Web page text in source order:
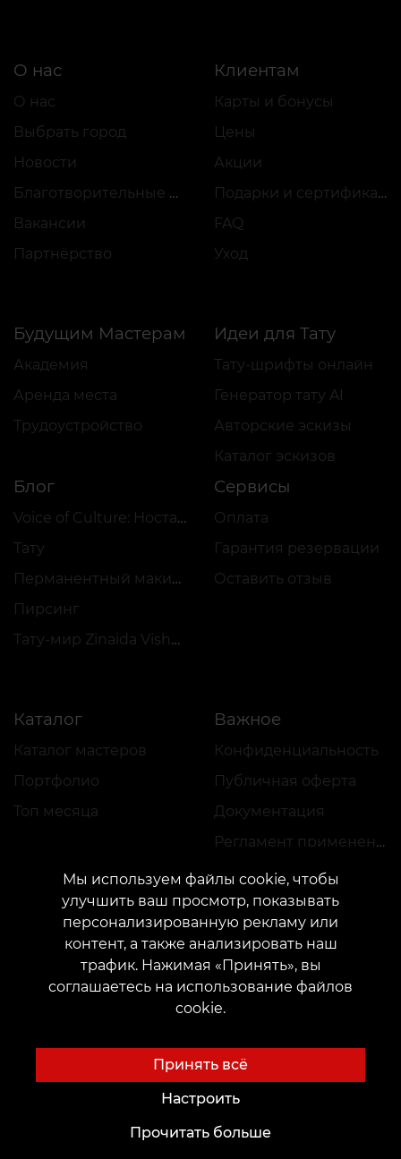
О нас
О нас
Выбрать город
Новости
Благотворительные проекты
Вакансии
Партнёрство
Клиентам
Карты и бонусы
Цены
Акции
Подарки и сертификаты
FAQ
Уход
Будущим Мастерам
Академия
Аренда места
Трудоустройство
Идеи для Тату
Тату-шрифты онлайн
Генератор тату AI
Авторские эскизы
Каталог эскизов
Блог
Voice of Culture: Ностальгия по 2000-м
Тату
Перманентный макияж
Пирсинг
Тату-мир Zinaida Vishenka
Сервисы
Оплата
Гарантия резервации
Оставить отзыв
Каталог
Каталог мастеров
Портфолио
Топ месяца
Важное
Конфиденциальность
Публичная оферта
Документация
Регламент применения акций
КОНТАКТЫ
Свяжитесь с нами: customers@vean-tattoo.com
marketing.veantattoo@gmail.com
Жалобы и предложения:complaints@vean-tattoo.com
Сайт разработан и обслуживается VEAN
Мы используем файлы cookie, чтобы
улучшить ваш просмотр, показывать
персонализированную рекламу или
контент, а также анализировать наш
трафик. Нажимая «Принять», вы
соглашаетесь на использование файлов
cookie.
Принять всё
Настроить
Прочитать больше